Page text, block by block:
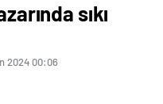
sıkı
2024 00:06